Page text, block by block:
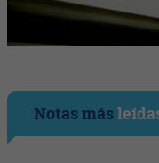
Notas más